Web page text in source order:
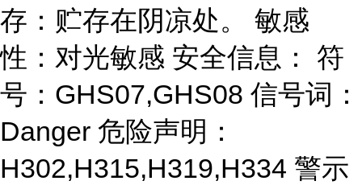
存：贮存在阴凉处。 敏感
性：对光敏感 安全信息： 符
号：GHS07,GHS08 信号词：
Danger 危险声明：
H302,H315,H319,H334 警示